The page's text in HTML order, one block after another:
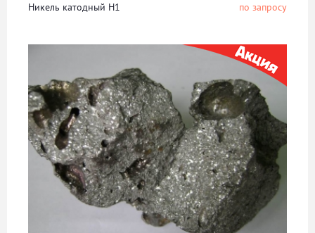
Никель катодный Н1
по запросу